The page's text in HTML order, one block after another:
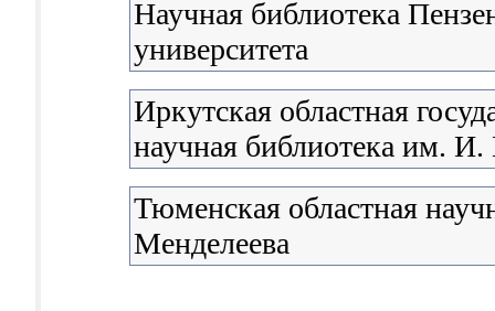
Научная библиотека
университета
Иркутская областная
научная библиотека им.
Тюменская областная
Менделеева